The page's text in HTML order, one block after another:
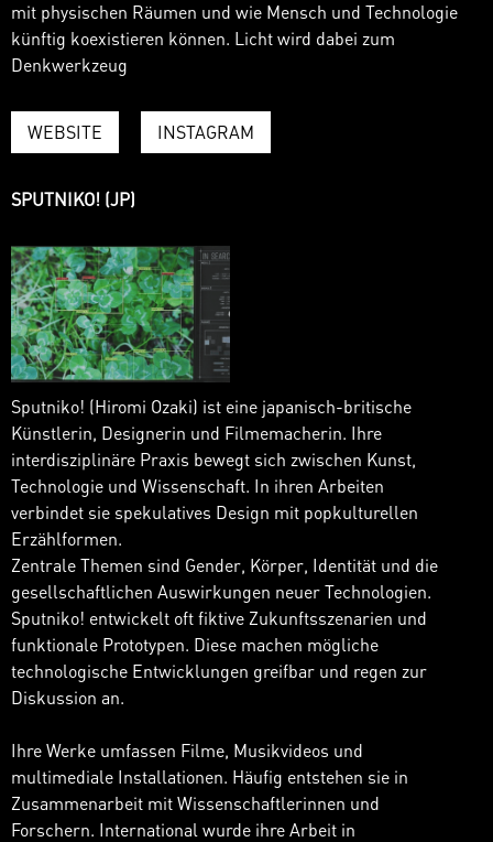
mit physischen Räumen und wie Mensch und Technologie
künftig koexistieren können. Licht wird dabei zum
Denkwerkzeug
WEBSITE INSTAGRAM
SPUTNIKO! (JP)
Sputniko! (Hiromi Ozaki) ist eine japanisch-britische
Künstlerin, Designerin und Filmemacherin. Ihre
interdisziplinäre Praxis bewegt sich zwischen Kunst,
Technologie und Wissenschaft. In ihren Arbeiten
verbindet sie spekulatives Design mit popkulturellen
Erzählformen.
Zentrale Themen sind Gender, Körper, Identität und die
gesellschaftlichen Auswirkungen neuer Technologien.
Sputniko! entwickelt oft fiktive Zukunftsszenarien und
funktionale Prototypen. Diese machen mögliche
technologische Entwicklungen greifbar und regen zur
Diskussion an.
Ihre Werke umfassen Filme, Musikvideos und
multimediale Installationen. Häufig entstehen sie in
Zusammenarbeit mit Wissenschaftlerinnen und
Forschern. International wurde ihre Arbeit in